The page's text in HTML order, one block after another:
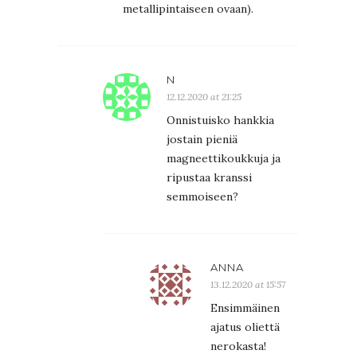
metallipintaiseen ovaan).
N
12.12.2020 at 21:25
Onnistuisko hankkia
jostain pieniä
magneettikoukkuja ja
ripustaa kranssi
semmoiseen?
ANNA
13.12.2020 at 15:57
Ensimmäinen
ajatus oliettä
nerokasta!